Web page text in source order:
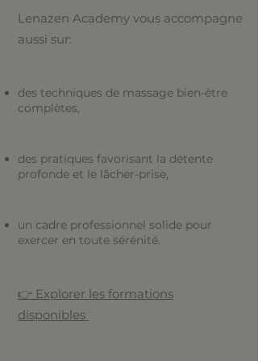
Lenazen Academy vous accompagne
aussi sur:
des techniques de massage bien-être
complètes,
des pratiques favorisant la détente
profonde et le lâcher-prise,
un cadre professionnel solide pour
exercer en toute sérénité.
👉 Explorer les formations
disponibles